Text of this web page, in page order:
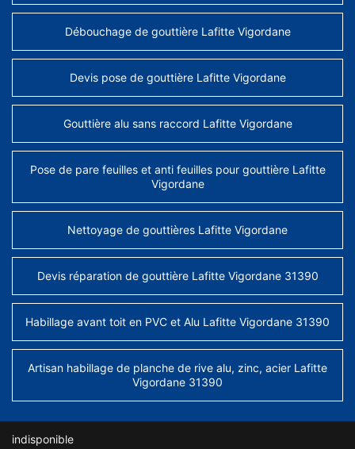
Débouchage de gouttière Lafitte Vigordane
Devis pose de gouttière Lafitte Vigordane
Gouttière alu sans raccord Lafitte Vigordane
Pose de pare feuilles et anti feuilles pour gouttière Lafitte
Vigordane
Nettoyage de gouttières Lafitte Vigordane
Devis réparation de gouttière Lafitte Vigordane 31390
Habillage avant toit en PVC et Alu Lafitte Vigordane 31390
Artisan habillage de planche de rive alu, zinc, acier Lafitte
Vigordane 31390
indisponible